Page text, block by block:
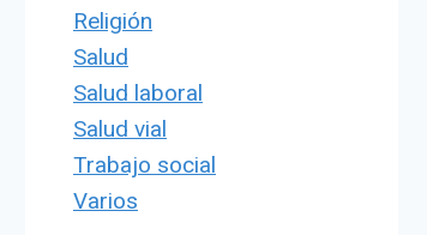
Religión
Salud
Salud laboral
Salud vial
Trabajo social
Varios